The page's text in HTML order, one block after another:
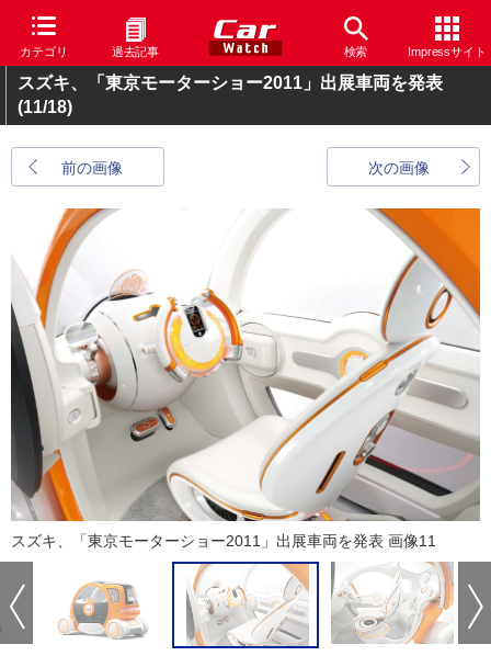
カテゴリ 過去記事 検索 Impressサイト
スズキ、「東京モーターショー2011」出展車両を発表
(11/18)
前の画像 次の画像
スズキ、「東京モーターショー2011」出展車両を発表 画像11